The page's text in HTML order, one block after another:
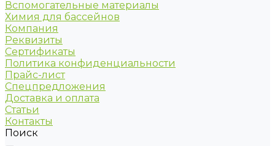
Вспомогательные материалы
Химия для бассейнов
Компания
Реквизиты
Сертификаты
Политика конфиденциальности
Прайс-лист
Спецпредложения
Доставка и оплата
Статьи
Контакты
Поиск